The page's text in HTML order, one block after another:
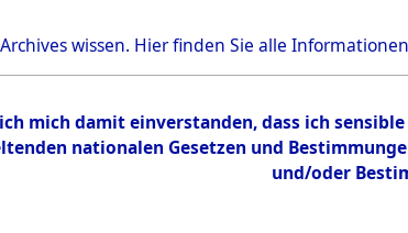
Bestand
wissen. Hierfinden Sie alle
mich damit einverstanden, dass ich
nationalen Gesetzen und
und/oder